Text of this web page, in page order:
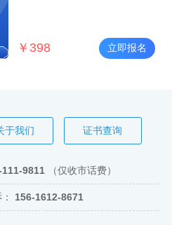
￥ 398 立即报名
于我们 证书查询
9811 （仅收市话费）
156-1612-8671